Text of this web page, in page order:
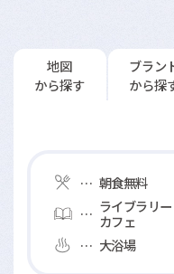
地図
から探す
ブラン
から探
朝食無料
ライブラリー
カフェ
大浴場